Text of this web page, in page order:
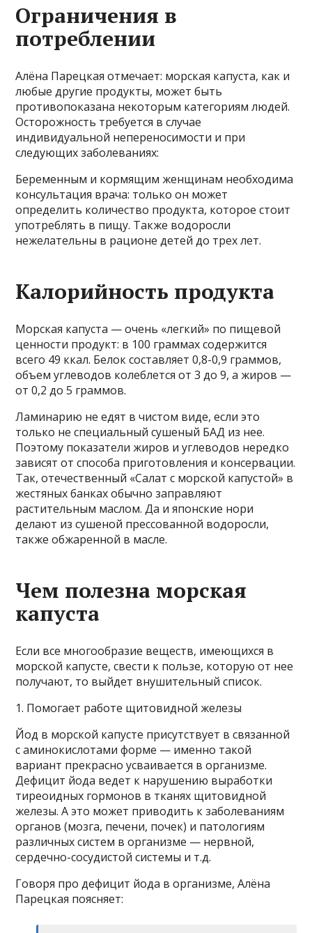
Ограничения в
потреблении
Алёна Парецкая отмечает: морская капуста, как и
любые другие продукты, может быть
противопоказана некоторым категориям людей.
Осторожность требуется в случае
индивидуальной непереносимости и при
следующих заболеваниях:
Беременным и кормящим женщинам необходима
консультация врача: только он может
определить количество продукта, которое стоит
употреблять в пищу. Также водоросли
нежелательны в рационе детей до трех лет.
Калорийность продукта
Морская капуста — очень «легкий» по пищевой
ценности продукт: в 100 граммах содержится
всего 49 ккал. Белок составляет 0,8-0,9 граммов,
объем углеводов колеблется от 3 до 9, а жиров —
от 0,2 до 5 граммов.
Ламинарию не едят в чистом виде, если это
только не специальный сушеный БАД из нее.
Поэтому показатели жиров и углеводов нередко
зависят от способа приготовления и консервации.
Так, отечественный «Салат с морской капустой» в
жестяных банках обычно заправляют
растительным маслом. Да и японские нори
делают из сушеной прессованной водоросли,
также обжаренной в масле.
Чем полезна морская
капуста
Если все многообразие веществ, имеющихся в
морской капусте, свести к пользе, которую от нее
получают, то выйдет внушительный список.
1. Помогает работе щитовидной железы
Йод в морской капусте присутствует в связанной
с аминокислотами форме — именно такой
вариант прекрасно усваивается в организме.
Дефицит йода ведет к нарушению выработки
тиреоидных гормонов в тканях щитовидной
железы. А это может приводить к заболеваниям
органов (мозга, печени, почек) и патологиям
различных систем в организме — нервной,
сердечно-сосудистой системы и т.д.
Говоря про дефицит йода в организме, Алёна
Парецкая поясняет: